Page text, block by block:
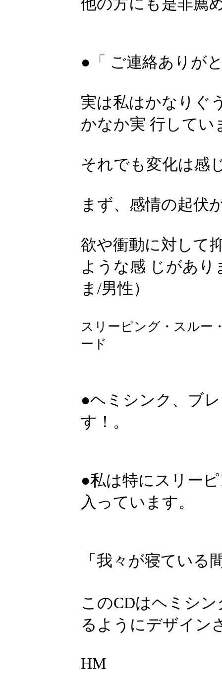
●「 ご連絡ありが
実は私はかなりぐ
かなか実 行してい
それでも変化は感
まず、感情の起伏
欲や衝動に対して
ような感 じがあり
ま/男性）
スリーピング・スルー
ード
●ヘミシンク、ブ
す！。
●私は特にスリー
入っています。
「我々が寝てい
このCDはヘミシ
るようにデザイン
HM